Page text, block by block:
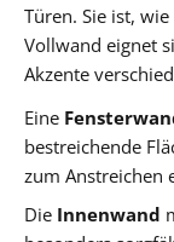
Türen. Sie ist,
Vollwand eignet
Akzente
Eine
bestreichende
zum Anstreichen
Die Innenwand